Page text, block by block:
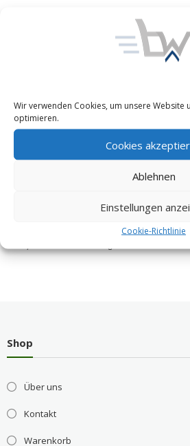
Wir verwenden Cookies, um unsere Website
optimieren.
Cookies
Ablehnen
Einstellungen
Cookie-Richtlinie
1000 l faltbarer Wasserspeicher
Wasserblase Behälter Bundeswehr
Ladefl. Bundeswehr MB 508 D
195,00€ inkl. 19% MwSt. zzgl. Versand
EXPRESSO Profi Fasskarre 30-300l
inkl. 19% MwSt. zzgl. Versand
FUG Y 4 Reserveradheber Kranarm
Schwenkkran Motorradheber
Shop
Über uns
Kontakt
Warenkorb